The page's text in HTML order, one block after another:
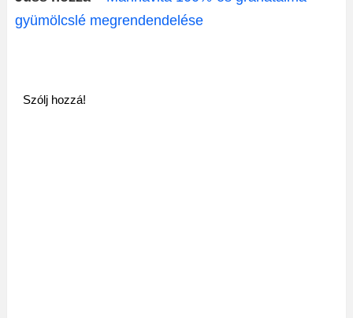
gyümölcslé megrendendelése
Szólj hozzá!